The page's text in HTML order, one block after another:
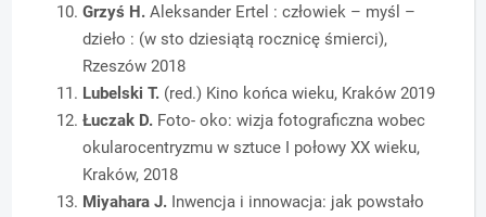
Grzyś H. Aleksander Ertel : człowiek – myśl –
dzieło : (w sto dziesiątą rocznicę śmierci),
Rzeszów 2018
Lubelski T. (red.) Kino końca wieku, Kraków 2019
Łuczak D. Foto- oko: wizja fotograficzna wobec
okularocentryzmu w sztuce I połowy XX wieku,
Kraków, 2018
Miyahara J. Inwencja i innowacja: jak powstało